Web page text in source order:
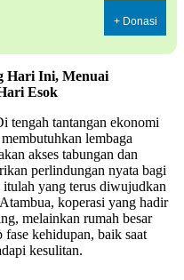
+ Donasi
Hari Ini, Menuai
Esok
tengah tantangan ekonomi
lembaga
akses tabungan dan
perlindungan nyata bagi
yang terus diwujudkan
koperasi yang hadir
melainkan rumah besar
fase kehidupan, baik saat
kesulitan.